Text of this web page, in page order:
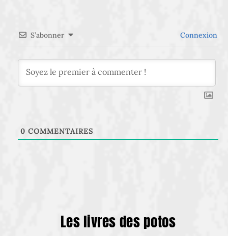
S’abonner Connexion
0 COMMENTAIRES
Les livres des potos